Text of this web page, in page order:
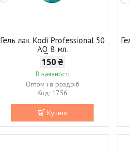
Гель лак Kodi Professional 50
AQ 8 мл.
150 ₴
В наявності
Оптом і в роздріб
1756
Купити